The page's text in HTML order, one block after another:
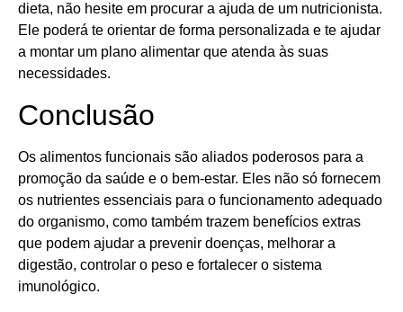
dieta, não hesite em procurar a ajuda de um nutricionista.
Ele poderá te orientar de forma personalizada e te ajudar
a montar um plano alimentar que atenda às suas
necessidades.
Conclusão
Os alimentos funcionais são aliados poderosos para a
promoção da saúde e o bem-estar. Eles não só fornecem
os nutrientes essenciais para o funcionamento adequado
do organismo, como também trazem benefícios extras
que podem ajudar a prevenir doenças, melhorar a
digestão, controlar o peso e fortalecer o sistema
imunológico.